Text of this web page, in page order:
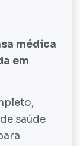
médica
em
saúde